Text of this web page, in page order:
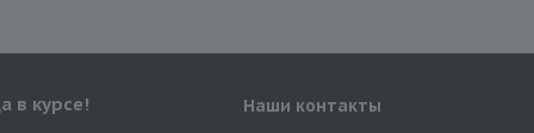
в курсе! Наши контакты